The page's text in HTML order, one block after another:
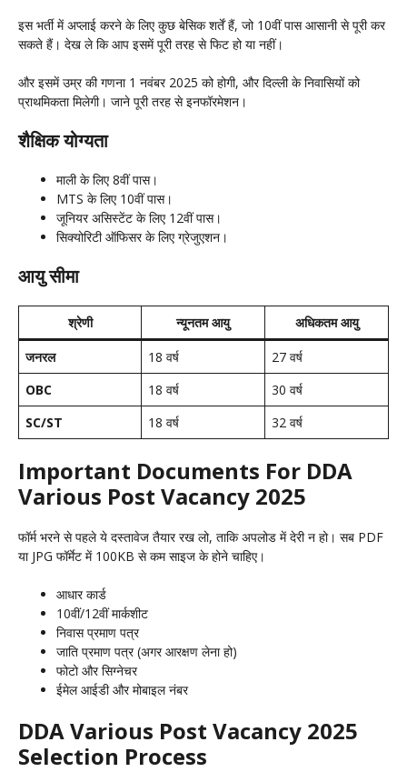
इस भर्ती में अप्लाई करने के लिए कुछ बेसिक शर्तें हैं, जो 10वीं पास आसानी से पूरी कर
सकते हैं। देख ले कि आप इसमें पूरी तरह से फिट हो या नहीं।
और इसमें उम्र की गणना 1 नवंबर 2025 को होगी, और दिल्ली के निवासियों को
प्राथमिकता मिलेगी। जाने पूरी तरह से इनफॉरमेशन।
शैक्षिक योग्यता
माली के लिए 8वीं पास।
MTS के लिए 10वीं पास।
जूनियर असिस्टेंट के लिए 12वीं पास।
सिक्योरिटी ऑफिसर के लिए ग्रेजुएशन।
आयु सीमा
श्रेणी न्यूनतम आयु
अधिकतम आयु
जनरल
18 वर्ष
27 वर्ष
OBC
18 वर्ष
30 वर्ष
SC/ST
18 वर्ष 32 वर्ष
Important Documents For DDA
Various Post Vacancy 2025
फॉर्म भरने से पहले ये दस्तावेज तैयार रख लो, ताकि अपलोड में देरी न हो। सब PDF
या JPG फॉर्मेट में 100KB से कम साइज के होने चाहिए।
आधार कार्ड
10वीं/12वीं मार्कशीट
निवास प्रमाण पत्र
जाति प्रमाण पत्र (अगर आरक्षण लेना हो)
फोटो और सिग्नेचर
ईमेल आईडी और मोबाइल नंबर
DDA Various Post Vacancy 2025
Selection Process